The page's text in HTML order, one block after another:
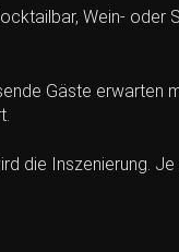
Wein- oder
Gäste erwarten
die Inszenierung.